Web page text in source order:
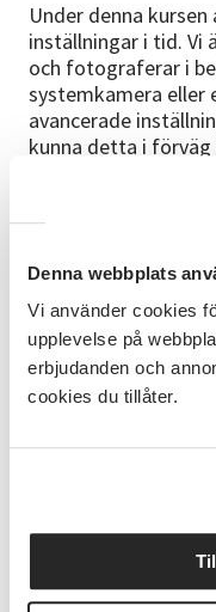
Denna webbplats
Vi använder cookies
upplevelse på
erbjudanden och
cookies du tillåter.
Under denna
inställningar i tid. Vi
och fotograferar i
systemkamera eller
avancerade
kunna detta i
Cirkelledare
Cirkelledare är
utbildat sig inom
kika mer om henne
https://
Bra att veta
även dig som har
tidigare. Du
mobilkamera med
Anmäl dig här på